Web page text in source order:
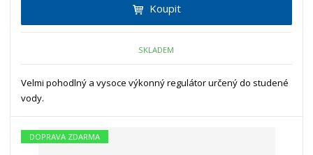
Koupit
SKLADEM
Velmi pohodlný a vysoce výkonný regulátor určený do studené
vody.
DOPRAVA ZDARMA